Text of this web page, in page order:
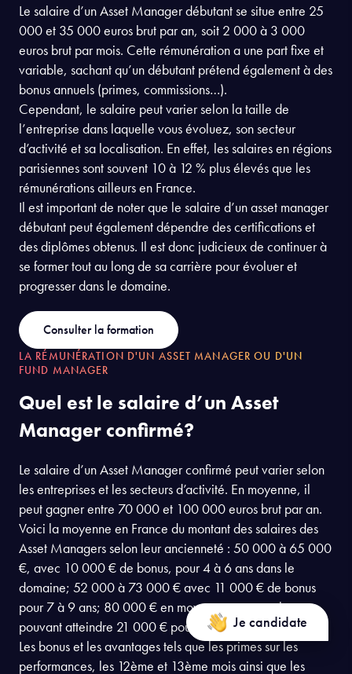
Je candidate
Le salaire d’un Asset Manager débutant se situe entre 25
000 et 35 000 euros brut par an, soit 2 000 à 3 000
euros brut par mois. Cette rémunération a une part fixe et
variable, sachant qu’un débutant prétend également à des
bonus annuels (primes, commissions…).
Cependant, le salaire peut varier selon la taille de
l’entreprise dans laquelle vous évoluez, son secteur
d’activité et sa localisation. En effet, les salaires en régions
parisiennes sont souvent 10 à 12 % plus élevés que les
rémunérations ailleurs en France.
Il est important de noter que le salaire d’un asset manager
débutant peut également dépendre des certifications et
des diplômes obtenus. Il est donc judicieux de continuer à
se former tout au long de sa carrière pour évoluer et
progresser dans le domaine.
Consulter la formation
LA RÉMUNÉRATION D'UN ASSET MANAGER OU D'UN
FUND MANAGER
Quel est le salaire d’un Asset
Manager confirmé?
Le salaire d’un Asset Manager confirmé peut varier selon
les entreprises et les secteurs d’activité. En moyenne, il
peut gagner entre 70 000 et 100 000 euros brut par an.
Voici la moyenne en France du montant des salaires des
Asset Managers selon leur ancienneté : 50 000 à 65 000
€, avec 10 000 € de bonus, pour 4 à 6 ans dans le
domaine; 52 000 à 73 000 € avec 11 000 € de bonus
pour 7 à 9 ans; 80 000 € en moyenne, avec un bonus
pouvant atteindre 21 000 € pour 10 ans et plus.
Les bonus et les avantages tels que les primes sur les
performances, les 12ème et 13ème mois ainsi que les